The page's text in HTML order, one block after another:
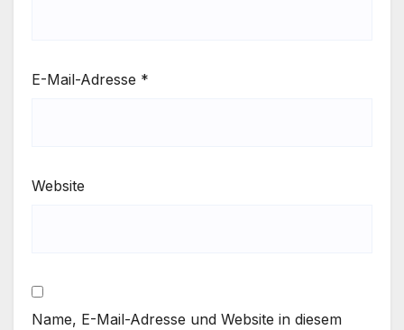
E-Mail-Adresse *
Website
Name, E-Mail-Adresse und Website in diesem